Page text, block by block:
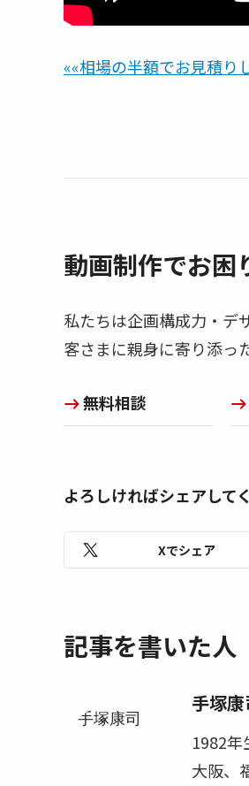
««相場の半額でお見積り
動画制作でお困
私たちは企画構成力・デ
客さまに親身に寄り添っ
無料相談
よろしければシェアして
Xでシェア
記事を書いた人
手塚康
1982年
大阪、